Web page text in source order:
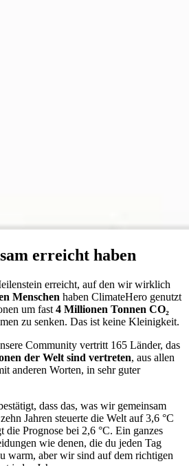
erreicht haben
erreicht, auf den wir wirklich
Menschen haben ClimateHero genutzt
um fast 4 Millionen Tonnen CO₂
zu senken. Das ist keine Kleinigkeit.
Community vertritt 165 Länder, das
der Welt sind vertreten, aus allen
anderen Worten, in sehr guter
dass das, was wir gemeinsam
Jahren steuerte die Welt auf 3,6 °C
die Prognose bei 2,6 °C. Ein ganzes
wie denen, die du jeden Tag
warm, aber wir sind auf dem richtigen